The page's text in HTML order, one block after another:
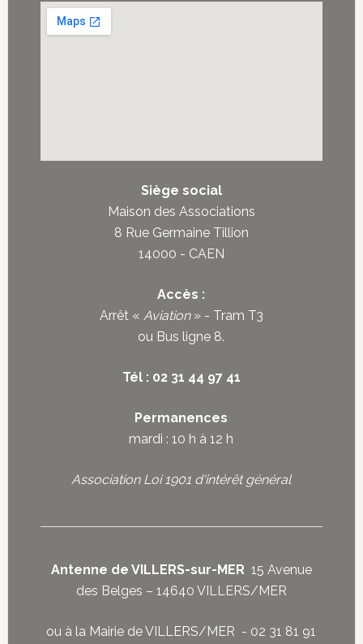
Siège social
Maison des Associations
8 Rue Germaine Tillion
14000 - CAEN
Accès :
Arrêt « Aviation» - Tram T3
ou Bus ligne 8.
Tél : 02 31 44 97 41
Permanences
mardi : 10 h à 12 h
Association Loi 1901 d'intérêt général
Antenne de VILLERS-sur-MER15 Avenue
des Belges – 14640 VILLERS/MER
ou à la Mairie de VILLERS/MER - 02 31 81 91